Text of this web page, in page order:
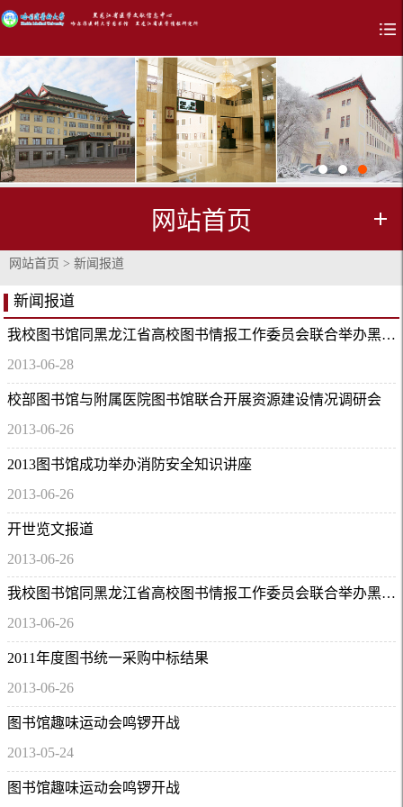
网站首页
网站首页 > 新闻报道
新闻报道
我校图书馆同黑龙江省高校图书情报工作委员会联合举办黑龙江省高校图书馆第二届部主任研讨会
2013-06-28
校部图书馆与附属医院图书馆联合开展资源建设情况调研会
2013-06-26
2013图书馆成功举办消防安全知识讲座
2013-06-26
开世览文报道
2013-06-26
我校图书馆同黑龙江省高校图书情报工作委员会联合举办黑龙江省高校图书馆第二届部主任研讨会
2013-06-26
2011年度图书统一采购中标结果
2013-06-26
图书馆趣味运动会鸣锣开战
2013-05-24
图书馆趣味运动会鸣锣开战